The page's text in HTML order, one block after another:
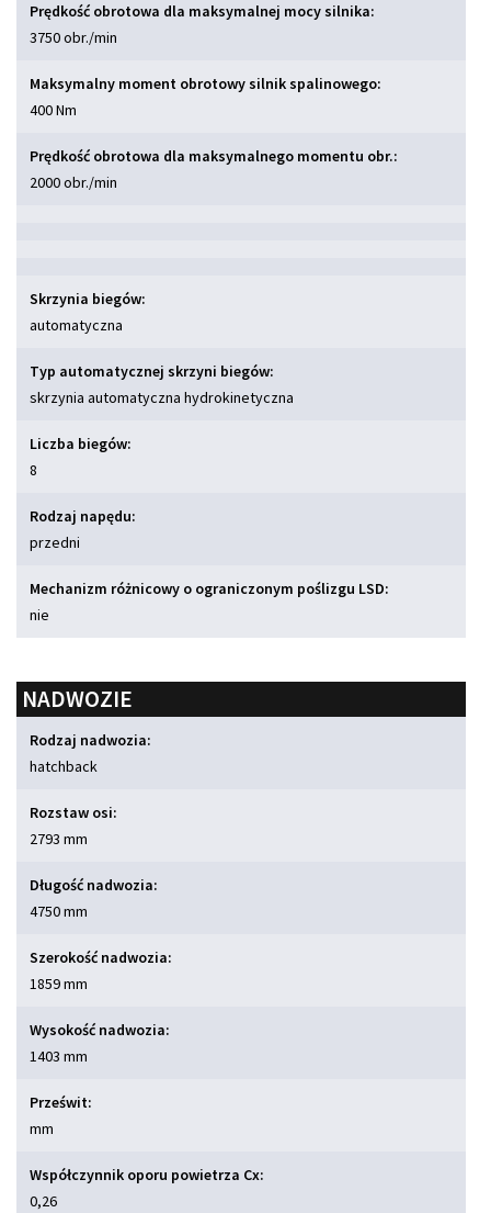
Prędkość obrotowa dla maksymalnej mocy silnika:
3750 obr./min
Maksymalny moment obrotowy silnik spalinowego:
400 Nm
Prędkość obrotowa dla maksymalnego momentu obr.:
2000 obr./min
Skrzynia biegów:
automatyczna
Typ automatycznej skrzyni biegów:
skrzynia automatyczna hydrokinetyczna
Liczba biegów:
8
Rodzaj napędu:
przedni
Mechanizm różnicowy o ograniczonym poślizgu LSD:
nie
NADWOZIE
Rodzaj nadwozia:
hatchback
Rozstaw osi:
2793 mm
Długość nadwozia:
4750 mm
Szerokość nadwozia:
1859 mm
Wysokość nadwozia:
1403 mm
Prześwit:
mm
Współczynnik oporu powietrza Cx:
0,26